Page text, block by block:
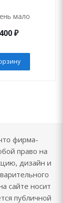
мало
₽
фирма-
право на
дизайн и
сайте носит
публичной